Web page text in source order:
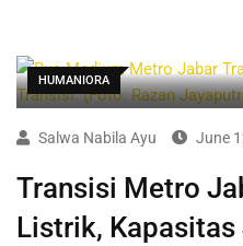
HUMANIORA
Salwa Nabila Ayu June
Transisi Metro
Listrik,